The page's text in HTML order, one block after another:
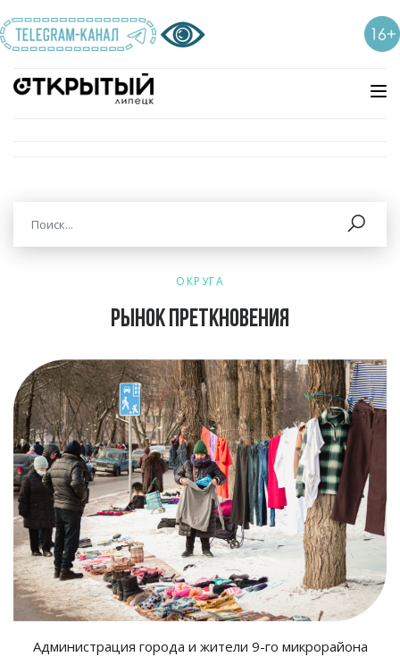
ОКРУГА
Рынок преткновения
Администрация города и жители 9-го микрорайона